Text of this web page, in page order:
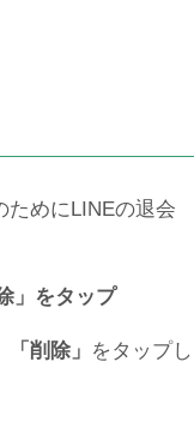
ためにLINEの退会
」をタップ
「削除」 をタップし